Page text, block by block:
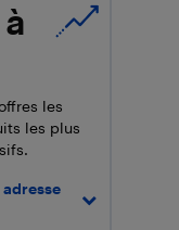
les
les plus